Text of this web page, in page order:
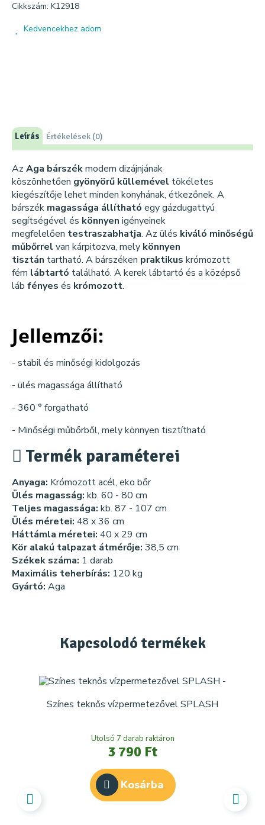
Cikkszám: K12918
Kedvencekhez adom
Leírás Értékelések (0)
Az Aga bárszékmodern dizájnjának
köszönhetően gyönyörű küllemével tökéletes
kiegészítője lehet minden konyhának, étkezőnek. A
bárszék magassága állítható egy gázdugattyú
segítségével és könnyen igényeinek
megfelelően testraszabhatja. Az ülés kiváló minőségű
műbőrrel van kárpitozva, mely könnyen
tisztán tartható. A bárszéken praktikus krómozott
fém lábtartó található. A kerek lábtartó és a középső
láb fényes és krómozott.
Jellemzői:
- stabil és minőségi kidolgozás
- ülés magassága állítható
- 360 ° forgatható
- Minőségi műbőrből, mely könnyen tisztítható
Termék paraméterei
Anyaga: Krómozott acél, eko bőr
Ülés magasság: kb. 60 - 80 cm
Teljes magassága: kb. 87 - 107 cm
Ülés méretei: 48 x 36 cm
Háttámla méretei: 40 x 29 cm
Kör alakú talpazat átmérője: 38,5 cm
Székek száma: 1 darab
Maximális teherbírás: 120 kg
Gyártó: Aga
Kapcsolodó termékek
Színes teknős vízpermetezővel SPLASH
Utolsó 7 darab raktáron
3 790 Ft
Kosárba